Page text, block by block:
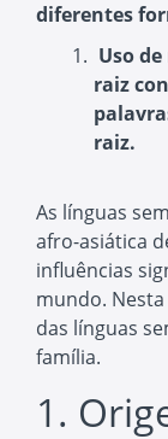
diferentes
Uso
raiz
raiz.
As línguas
afro-asiática
influências
mundo.
das línguas
família.
1.